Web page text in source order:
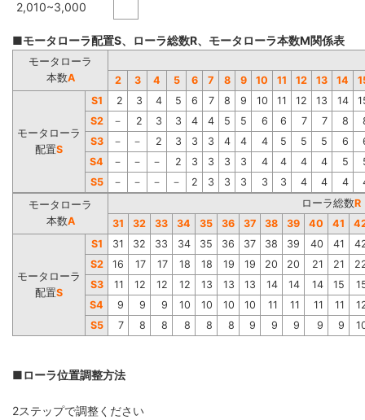
2,010~3,000
■モータローラ配置S、ローラ総数R、モータローラ本数M関係表
モータローラ
本数A 2 3 4 5 6 7 8 9 10 11 12 13 14
モータローラ
配置S
S1 2 3 4 5 6 7 8 9 10 11 12 13 14
S2
－ 2 3 3 4 4 5 5 6 6 7 7 8
S3
－ － 2 3 3 3 4 4 4 5 5 5 6
S4
－ － － 2 3 3 3 3 4 4 4 4 5
S5
－ － － － 2 3 3 3 3 3 4 4 4
モータローラ
本数A
ローラ総数R
31
32 33 34 35 36 37 38 39 40 41
モータローラ
配置S
S1 31 32 33 34 35 36 37 38 39 40 41
S2
16 17 17 18 18 19 19 20 20 21 21
S3
11 12 12 12 13 13 13 14 14 14 15
S4
9 9 9 10 10 10 10 11 11 11 11
S5
7 8 8 8 8 8 9 9 9 9 9
■ローラ位置調整方法
2ステップで調整ください